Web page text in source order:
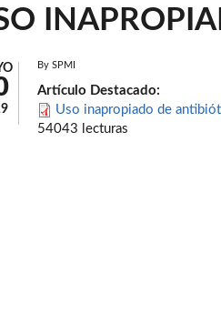
By SPMI
Artículo Destacado:
Uso inapropiado de
54043 lecturas